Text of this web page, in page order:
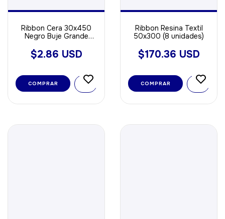
Ribbon Cera 30x450
Negro Buje Grande
$2.86 USD
COMPRAR
Ribbon Resina Textil
50x300 (8 unidades)
$170.36 USD